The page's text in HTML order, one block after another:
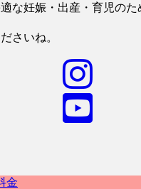
な妊娠・出産・育児のた
さいね。
金